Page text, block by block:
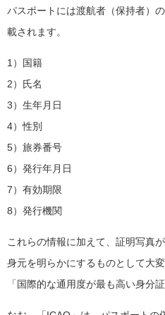
パスポートには渡航者（保持者）
載されます。
1）国籍
2）氏名
3）生年月日
4）性別
5）旅券番号
6）発行年月日
7）有効期限
8）発行機関
これらの情報に加えて、証明写真
身元を明らかにするものとして大
「国際的な通用度が最も高い身分